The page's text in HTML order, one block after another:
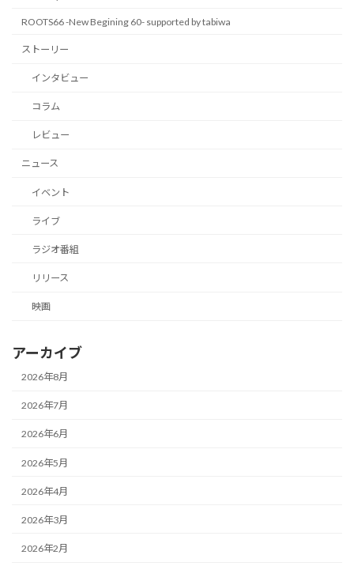
ROOTS66 -New Begining 60- supported by tabiwa
ストーリー
インタビュー
コラム
レビュー
ニュース
イベント
ライブ
ラジオ番組
リリース
映画
アーカイブ
2026年8月
2026年7月
2026年6月
2026年5月
2026年4月
2026年3月
2026年2月